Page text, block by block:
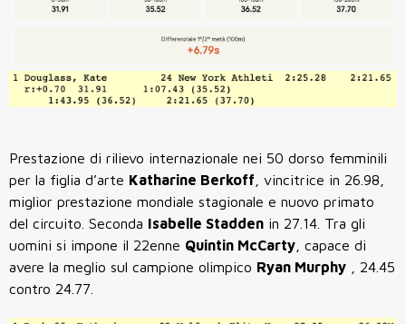
Prestazione di rilievo internazionale nei 50 dorso femminili
per la figlia d’arte Katharine Berkoff , vincitrice in 26.98,
miglior prestazione mondiale stagionale e nuovo primato
del circuito. Seconda Isabelle Stadden in 27.14. Tra gli
uomini si impone il 22enne Quintin McCarty , capace di
avere la meglio sul campione olimpico Ryan Murphy , 24.45
contro 24.77.